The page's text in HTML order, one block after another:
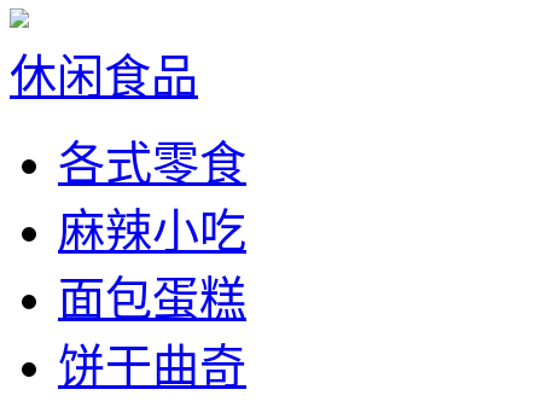
休闲食品
各式零食
麻辣小吃
面包蛋糕
饼干曲奇